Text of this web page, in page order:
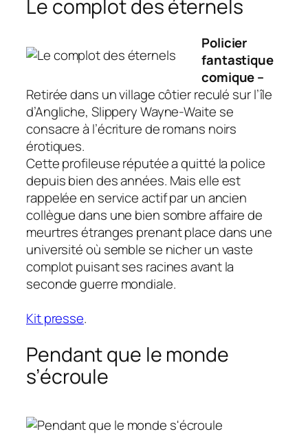
Le complot des éternels
Policier
fantastique
comique –
Retirée dans un village côtier reculé sur l’île
d’Angliche, Slippery Wayne-Waite se
consacre à l’écriture de romans noirs
érotiques.
Cette profileuse réputée a quitté la police
depuis bien des années. Mais elle est
rappelée en service actif par un ancien
collègue dans une bien sombre affaire de
meurtres étranges prenant place dans une
université où semble se nicher un vaste
complot puisant ses racines avant la
seconde guerre mondiale.
Kit presse.
Pendant que le monde
s’écroule